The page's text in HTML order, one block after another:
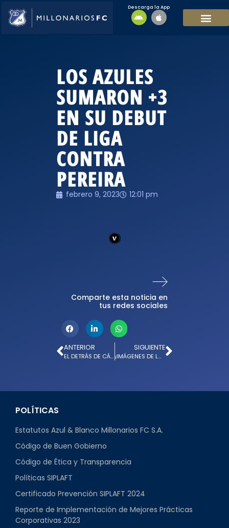
Descarga la App
LOS AZULES
SUMARON +3
EN SU DEBUT
DE LIGA
CONTRA
PEREIRA
febrero 9, 2023 12:01 pm
Comparte esta noticia en
tus redes sociales
ANTERIOR
EL DETRÁS DE CÁMARA DE LA NUEVA CAMISETA DE MILLONARIOS FC
SIGUIENTE
¡IMÁGENES DE LA PRIMERA NOCHE EMBAJADORA!
POLÍTICAS
Estatutos Azul & Blanco Millonarios FC S.A.
Código de Buen Gobierno
Código de Ética y Transparencia
Políticas SIPLAFT
Certificado Prevención SIPLAFT 2024
Reporte de Implementación de Mejores Prácticas
Corporativas 2023